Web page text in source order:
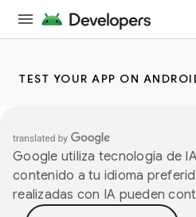
TEST YOUR APP ON
Google utiliza tecnología de
contenido a tu idioma
realizadas con IA pueden